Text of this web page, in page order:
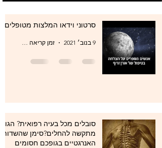
סרטוני וידאו המלצות מטופלים
9 בנוב׳ 2021 זמן קריאה 0 דקות
סובלים מכל בעיה רפואית? הגוף
מתקשה להחלים?סימן שהשדות
האנרגטיים בגופכם חסומים